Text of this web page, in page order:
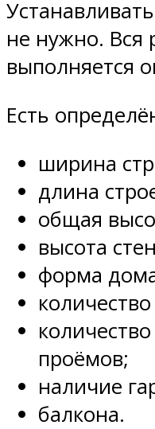
не нужно. Вся
выполняется
Есть
ширина
длина
общая
высота
форма
проёмов;
наличие
балкона.